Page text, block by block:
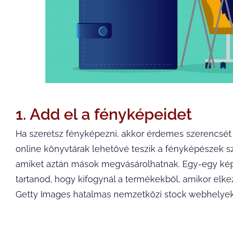
1. Add el a fényképeidet
Ha szeretsz fényképezni, akkor érdemes
online könyvtárak lehetővé teszik a fényképészek
amiket aztán mások megvásárolhatnak. Egy-egy
tartanod, hogy kifogynál a termékekből, amikor
Getty Images hatalmas nemzetközi stock